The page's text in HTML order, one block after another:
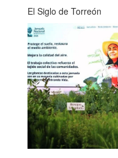
El Siglo de Torreón